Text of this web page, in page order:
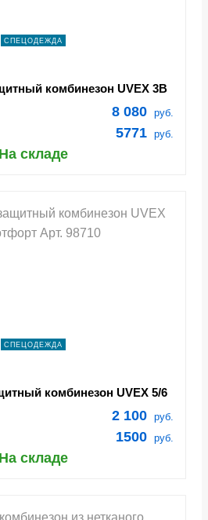
СПЕЦОДЕЖДА
комбинезон UVEX 3В
8 080 руб.
5771 руб.
На складе
СПЕЦОДЕЖДА
комбинезон UVEX 5/6
2 100 руб.
1500 руб.
На складе